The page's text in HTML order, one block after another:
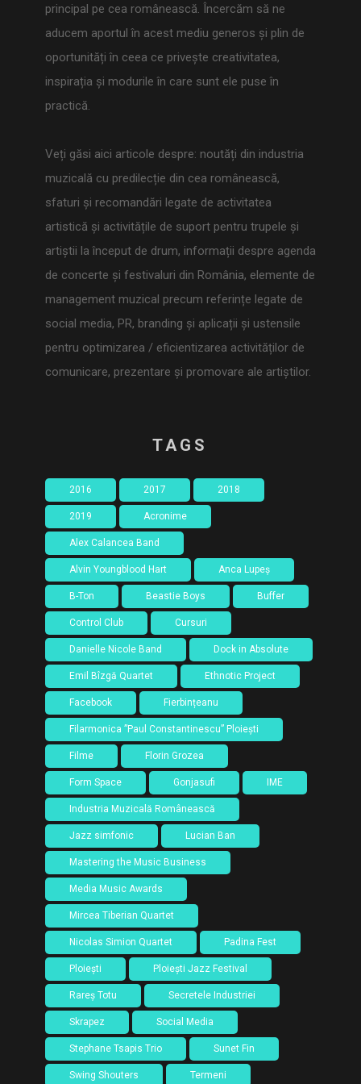
principal pe cea românească. Încercăm să ne
aducem aportul în acest mediu generos și plin de
oportunități în ceea ce privește creativitatea,
inspirația și modurile în care sunt ele puse în
practică.
Veți găsi aici articole despre: noutăți din industria
muzicală cu predilecție din cea românească,
sfaturi și recomandări legate de activitatea
artistică și activitățile de suport pentru trupele și
artiștii la început de drum, informații despre agenda
de concerte și festivaluri din România, elemente de
management muzical precum referințe legate de
social media, PR, branding și aplicații și ustensile
pentru optimizarea / eficientizarea activităților de
comunicare, prezentare și promovare ale artiștilor.
TAGS
2016 2017 2018
2019 Acronime
Alex Calancea Band
Alvin Youngblood Hart Anca Lupeș
B-Ton Beastie Boys Buffer
Control Club Cursuri
Danielle Nicole Band Dock in Absolute
Emil Bîzgă Quartet Ethnotic Project
Facebook Fierbințeanu
Filarmonica ”Paul Constantinescu” Ploiești
Filme Florin Grozea
Form Space Gonjasufi IME
Industria Muzicală Românească
Jazz simfonic Lucian Ban
Mastering the Music Business
Media Music Awards
Mircea Tiberian Quartet
Nicolas Simion Quartet Padina Fest
Ploiești Ploiești Jazz Festival
Rareș Totu Secretele Industriei
Skrapez Social Media
Stephane Tsapis Trio Sunet Fin
Swing Shouters Termeni